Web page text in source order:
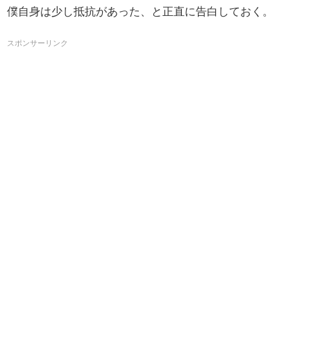
僕自身は少し抵抗があった、と正直に告白しておく。
スポンサーリンク